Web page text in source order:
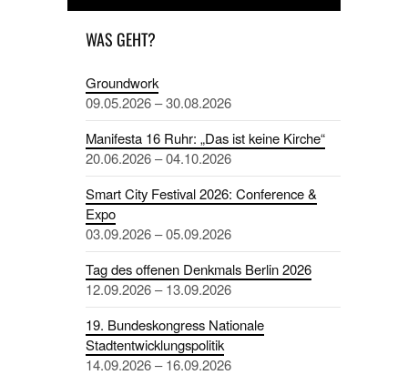
WAS GEHT?
Groundwork
09.05.2026 – 30.08.2026
Manifesta 16 Ruhr: „Das ist keine Kirche“
20.06.2026 – 04.10.2026
Smart City Festival 2026: Conference &
Expo
03.09.2026 – 05.09.2026
Tag des offenen Denkmals Berlin 2026
12.09.2026 – 13.09.2026
19. Bundeskongress Nationale
Stadtentwicklungspolitik
14.09.2026 – 16.09.2026